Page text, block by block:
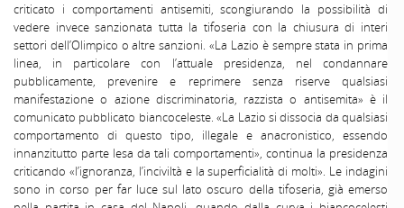
criticato i comportamenti antisemiti, scongiurando la possibilità di
vedere invece sanzionata tutta la tifoseria con la chiusura di interi
settori dell’Olimpico o altre sanzioni. «La Lazio è sempre stata in prima
linea, in particolare con l’attuale presidenza, nel condannare
pubblicamente, prevenire e reprimere senza riserve qualsiasi
manifestazione o azione discriminatoria, razzista o antisemita» è il
comunicato pubblicato biancoceleste. «La Lazio si dissocia da qualsiasi
comportamento di questo tipo, illegale e anacronistico, essendo
innanzitutto parte lesa da tali comportamenti», continua la presidenza
criticando «l’ignoranza, l’inciviltà e la superficialità di molti». Le indagini
sono in corso per far luce sul lato oscuro della tifoseria, già emerso